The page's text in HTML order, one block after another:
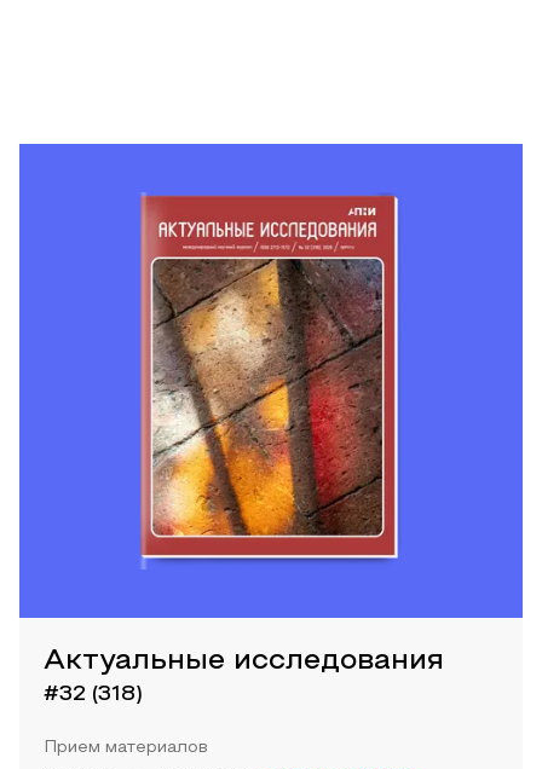
Актуальные исследования
#32 (318)
Прием материалов